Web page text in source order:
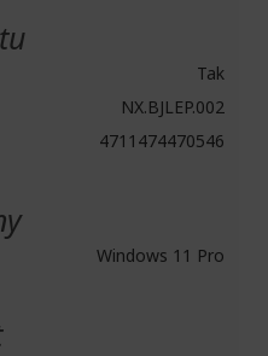
Tak
NX.BJLEP.002
4711474470546
Windows 11 Pro